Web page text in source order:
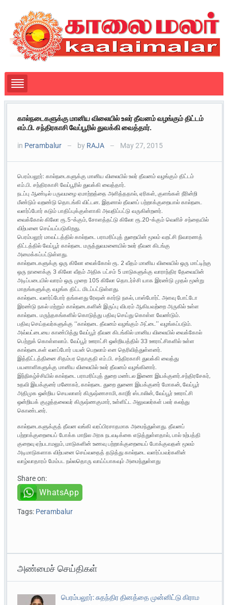
கால்நடைகளுக்கு மானிய விலையில் உலர் தீவனம் வழங்கும் திட்டம்
எம்.பி. சந்திரகாசி வேப்பூரில் துவக்கி வைத்தார்.
in Perambalur — by RAJA — May 27, 2015
பெரம்பலூர்: கால்நடைகளுக்கு மானிய விலையில் உலர் தீவனம் வழங்கும் திட்டம்
எம்.பி. சந்திரகாசி வேப்பூரில் துவக்கி வைத்தார்.
நடப்பு ஆண்டில் பருவமழை ஏமாற்றத்தை அளித்ததால், ஏரிகள், குளங்கள் நீரின்றி
மீண்டும் வறண்டு தொடங்கி விட்டன. இதனால் தீவனப் பற்றாக்குறையால் கால்நடை
வளர்ப்போர் கடும் பாதிப்புக்குள்ளாகி அவதிப்பட்டு வருகின்றனர்.
வைக்கோல் கிலோ ரூ.5-க்கும், சோளத்தட்டு கிலோ ரூ.20-க்கும் வெளிச் சந்தையில்
விற்பனை செய்யப்படுகிறது.
பெரம்பலூர் மாவட்டத்தில் கால்நடை பராமரிப்புத் துறையின் மூலம் வறட்சி நிவாரணத்
திட்டத்தில் வேப்பூர் கால்நடை மருத்துவமனையில் உலர் தீவன கிடங்கு
அமைக்கப்பட்டுள்ளது.
கால்நடைகளுக்கு ஒரு கிலோ வைக்கோல் ரூ. 2 வீதம் மானிய விலையில் ஒரு மாட்டிற்கு
ஒரு நாளைக்கு 3 கிலோ வீதம் அதிக பட்சம் 5 மாடுகளுக்கு வாராந்திர தேவையின்
அடிப்படையில் வாரம் ஒரு முறை 105 கிலோ தொடர்ச்சி யாக இரண்டு முதல் மூன்று
மாதங்களுக்கு வழங்க திட்ட மிடப்பட்டுள்ளது.
கால்நடை வளர்ப்போர் தங்களது ரேஷன் கார்டு நகல், பாஸ்போர்ட் அளவு போட்டோ
இரண்டு நகல் மற்றும் கால்நடைகளின் இருப்பு விபரம் ஆகியவற்றை அருகில் உள்ள
கால்நடை மருந்தகங்களில் கொடுத்து பதிவு செய்து கொள்ள வேண்டும்.
பதிவு செய்தவர்களுக்கு ‘‘கால்நடை தீவனம் வழங்கும் அட்டை’’ வழங்கப்படும்.
அவ்வட்டையை காண்பித்து வேப்பூர் தீவன கிடங்கில் மானிய விலையில் வைக்கோல்
பெற்றுக் கொள்ளலாம். வேப்பூர் ஊராட்சி ஒன்றியத்தில் 33 ஊராட்சிகளில் உள்ள
கால்நடைகள் வளப்போர் பயன் பெறலாம் என தெரிவித்துள்ளனர்.
இத்திட்டத்தினை சிதம்பர தொகுதி எம்.பி. சந்திரகாசி துவக்கி வைத்து
பயனாளிகளுக்கு மானிய விலையில் உலர் தீவனம் வழங்கினார்.
இந்நிகழ்ச்சியில் கால்நடை பராமரிப்புத் துறை மண்டல இணை இயக்குனர்.சந்திரசேகர்,
உதவி இயக்குனர் மனோகர், கால்நடை துறை துணை இயக்குனர் மோகன், வேப்பூர்
அதிமுக ஒன்றிய செயலாளர் கிருஷ்ணசாமி, காடூர் ஸ்டாலின், வேப்பூர் ஊராட்சி
ஒன்றியக் குழுத்தலைவர் கிருஷ்ணகுமார், உள்ளிட்ட அலுவலர்கள் பலர் கலந்து
கொண்டனர்.
கால்நடைகளுக்குத் தீவன வங்கி வரப்பிரசாதமாக அமைந்துள்ளது. தீவனப்
பற்றாக்குறையைப் போக்க மாநில அரசு நடவடிக்கை எடுத்துள்ளதால், பால் உற்பத்தி
குறைவு ஏற்படாமலும், மாடுகளின் உணவு பற்றாக்குறையைப் போக்குவதன் மூலம்
அடிமாடுகளாக விற்பனை செய்வதைத் தடுத்து கால்நடை வளர்ப்பவர்களின்
வாழ்வாதாரம் மேம்பட நல்லதொரு வாய்ப்பாகவும் அமைந்துள்ளது
Share on:
WhatsApp
Tags: Perambalur
அண்மைச் செய்திகள்
பெரம்பலூர்: சுதந்திர தினத்தை முன்னிட்டு கிராம